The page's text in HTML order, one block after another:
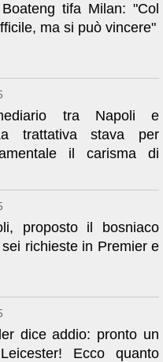
tifa Milan: "Col
ma si può vincere"
tra Napoli e
trattativa stava per
il carisma di
proposto il bosniaco
richieste in Premier e
dice addio: pronto un
Ecco quanto